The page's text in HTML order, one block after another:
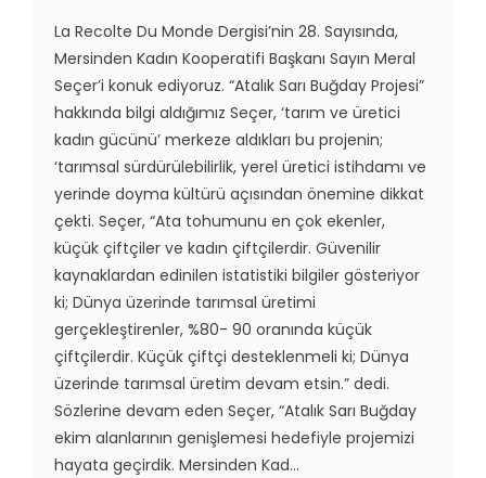
La Recolte Du Monde Dergisi’nin 28. Sayısında,
Mersinden Kadın Kooperatifi Başkanı Sayın Meral
Seçer’i konuk ediyoruz. “Atalık Sarı Buğday Projesi”
hakkında bilgi aldığımız Seçer, ‘tarım ve üretici
kadın gücünü’ merkeze aldıkları bu projenin;
‘tarımsal sürdürülebilirlik, yerel üretici istihdamı ve
yerinde doyma kültürü açısından önemine dikkat
çekti. Seçer, “Ata tohumunu en çok ekenler,
küçük çiftçiler ve kadın çiftçilerdir. Güvenilir
kaynaklardan edinilen istatistiki bilgiler gösteriyor
ki; Dünya üzerinde tarımsal üretimi
gerçekleştirenler, %80- 90 oranında küçük
çiftçilerdir. Küçük çiftçi desteklenmeli ki; Dünya
üzerinde tarımsal üretim devam etsin.” dedi.
Sözlerine devam eden Seçer, “Atalık Sarı Buğday
ekim alanlarının genişlemesi hedefiyle projemizi
hayata geçirdik. Mersinden Kad...